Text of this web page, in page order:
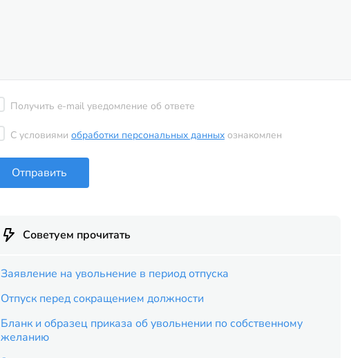
Получить e-mail уведомление об ответе
С условиями обработки персональных данных ознакомлен
Отправить
Советуем прочитать
Заявление на увольнение в период отпуска
Отпуск перед сокращением должности
Бланк и образец приказа об увольнении по собственному
желанию